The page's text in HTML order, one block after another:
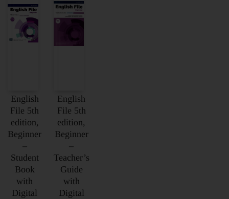
English
File 5th
edition,
Beginner
–
Student
Book
with
Digital
English
File 5th
edition,
Beginner
–
Teacher’s
Guide
with
Digital